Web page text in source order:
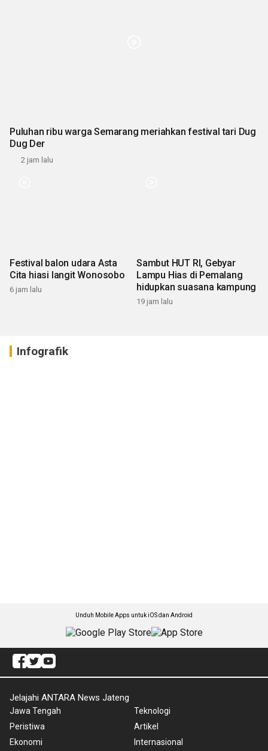
Puluhan ribu warga Semarang meriahkan festival tari Dug
Dug Der
2 jam lalu
Festival balon udara Asta
Cita hiasi langit Wonosobo
6 jam lalu
Sambut HUT RI, Gebyar
Lampu Hias di Pemalang
hidupkan suasana kampung
19 jam lalu
Infografik
Unduh Mobile Apps untuk iOS dan Android
Jelajahi ANTARA News Jateng
Jawa Tengah
Peristiwa
Ekonomi
Teknologi
Artikel
Internasional